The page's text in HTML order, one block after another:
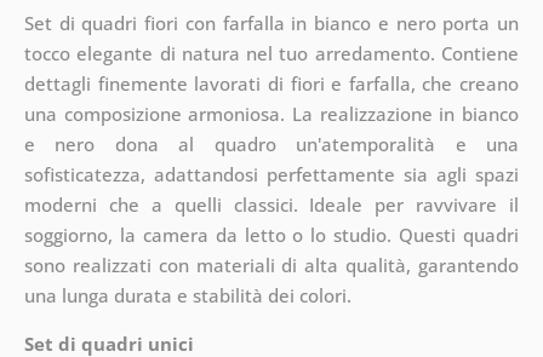
Set di quadri fiori con farfalla in bianco e nero porta un
tocco elegante di natura nel tuo arredamento. Contiene
dettagli finemente lavorati di fiori e farfalla, che creano
una composizione armoniosa. La realizzazione in bianco
e nero dona al quadro un'atemporalità e una
sofisticatezza, adattandosi perfettamente sia agli spazi
moderni che a quelli classici. Ideale per ravvivare il
soggiorno, la camera da letto o lo studio. Questi quadri
sono realizzati con materiali di alta qualità, garantendo
una lunga durata e stabilità dei colori.
Set di quadri unici